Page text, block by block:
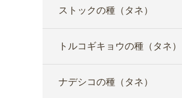
ストックの種（タネ）
トルコギキョウの種（タネ）
ナデシコの種（タネ）